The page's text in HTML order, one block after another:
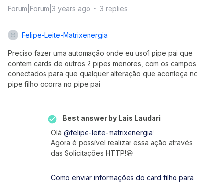
Forum|Forum|3 years ago 3 replies
Felipe-Leite-Matrixenergia
Preciso fazer uma automação onde eu uso1 pipe pai que
contem cards de outros 2 pipes menores, com os campos
conectados para que qualquer alteração que aconteça no
pipe filho ocorra no pipe pai
Best answer by Lais Laudari
Olá @felipe-leite-matrixenergia!
Agora é possível realizar essa ação através
das Solicitações HTTP!😃
Como enviar informações do card filho para